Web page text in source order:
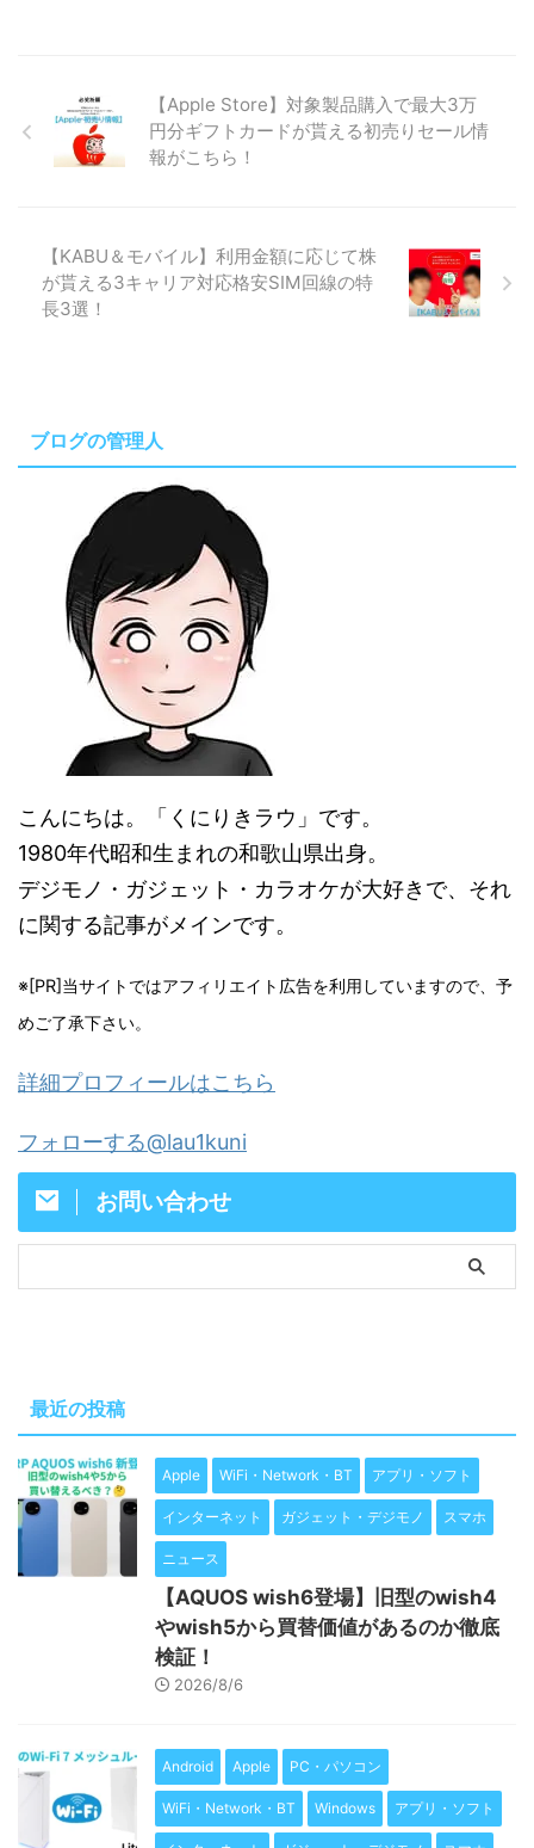
【Apple Store】対象製品購入で最大3万
円分ギフトカードが貰える初売りセール情
報がこちら！
【KABU＆モバイル】利用金額に応じて株
が貰える3キャリア対応格安SIM回線の特
長3選！
ブログの管理人
こんにちは。「くにりきラウ」です。
1980年代昭和生まれの和歌山県出身。
デジモノ・ガジェット・カラオケが大好きで、それ
に関する記事がメインです。
※[PR]当サイトではアフィリエイト広告を利用していますので、予
めご了承下さい。
詳細プロフィールはこちら
フォローする@lau1kuni
お問い合わせ
最近の投稿
Apple WiFi・Network・BT アプリ・ソフト
インターネット ガジェット・デジモノ スマホ
ニュース
【AQUOS wish6登場】旧型のwish4
やwish5から買替価値があるのか徹底
検証！
2026/8/6
Android Apple PC・パソコン
WiFi・Network・BT Windows アプリ・ソフト